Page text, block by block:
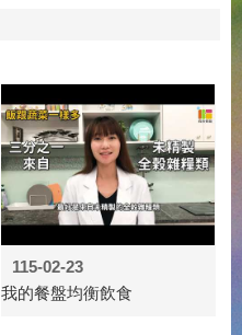
115-02-23
我的餐盤均衡飲食